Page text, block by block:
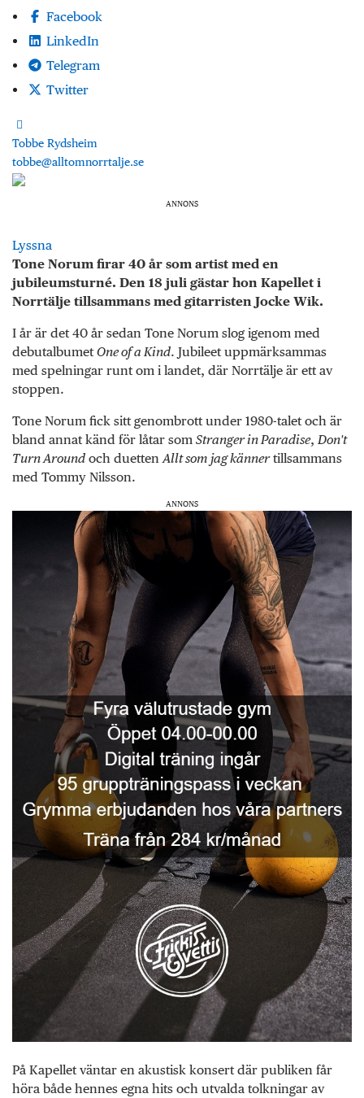
Facebook
LinkedIn
Telegram
Twitter
Tobbe Rydsheim
tobbe@alltomnorrtalje.se
ANNONS
Lyssna
Tone Norum firar 40 år som artist med en
jubileumsturné. Den 18 juli gästar hon Kapellet i
Norrtälje tillsammans med gitarristen Jocke Wik.
I år är det 40 år sedan Tone Norum slog igenom med
debutalbumet One of a Kind. Jubileet uppmärksammas
med spelningar runt om i landet, där Norrtälje är ett av
stoppen.
Tone Norum fick sitt genombrott under 1980-talet och är
bland annat känd för låtar som Stranger in Paradise, Don't
Turn Around och duetten Allt som jag kännertillsammans
med Tommy Nilsson.
ANNONS
På Kapellet väntar en akustisk konsert där publiken får
höra både hennes egna hits och utvalda tolkningar av